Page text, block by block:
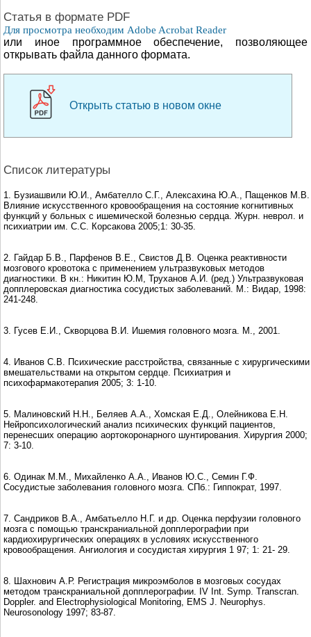
Cтатья в формате PDF
Для просмотра необходим Adobe Acrobat Reader
или иное программное обеспечение, позволяющее
открывать файла данного формата.
Открыть статью в новом окне
Список литературы
1. Бузиашвили Ю.И., Амбателло С.Г., Алексахина Ю.А., Пащенков М.В.
Влияние искусственного кровообращения на состояние когнитивных
функций у больных с ишемической болезнью сердца. Журн. неврол. и
психиатрии им. С.С. Корсакова 2005;1: 30-35.
2. Гайдар Б.В., Парфенов В.Е., Свистов Д.В. Оценка реактивности
мозгового кровотока с применением ультразвуковых методов
диагностики. В кн.: Никитин Ю.М, Труханов А.И. (ред.) Ультразвуковая
допплеровская диагностика сосудистых заболеваний. М.: Видар, 1998:
241-248.
3. Гусев Е.И., Скворцова В.И. Ишемия головного мозга. М., 2001.
4. Иванов С.В. Психические расстройства, связанные с хирургическими
вмешательствами на открытом сердце. Психиатрия и
психофармакотерапия 2005; 3: 1-10.
5. Малиновский Н.Н., Беляев А.А., Хомская Е.Д., Олейникова Е.Н.
Нейропсихологический анализ психических функций пациентов,
перенесших операцию аортокоронарного шунтирования. Хирургия 2000;
7: 3-10.
6. Одинак М.М., Михайленко А.А., Иванов Ю.С., Семин Г.Ф.
Сосудистые заболевания головного мозга. СПб.: Гиппократ, 1997.
7. Сандриков В.А., Амбатьелло Н.Г. и др. Оценка перфузии головного
мозга с помощью транскраниальной допплерографии при
кардиохирургических операциях в условиях искусственного
кровообращения. Ангиология и сосудистая хирургия 1 97; 1: 21- 29.
8. Шахнович А.Р. Регистрация микроэмболов в мозговых сосудах
методом транскраниальной допплерографии. IV Int. Symp. Transcran.
Doppler. and Electrophysiological Monitoring, EMS J. Neurophys.
Neurosonology 1997; 83-87.